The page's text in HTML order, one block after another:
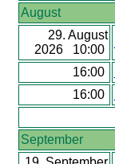
August
29. August
2026 10:00
16:00
16:00
September